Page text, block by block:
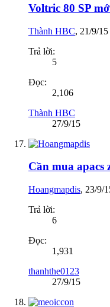
Voltric 80 SP
Thành HBC, 21/9/15
Trả lời:
5
Đọc:
2,106
Thành HBC
27/9/15
Cần mua apacs
Hoangmapdis, 23/9/
Trả lời:
6
Đọc:
1,931
thanhthe0123
27/9/15